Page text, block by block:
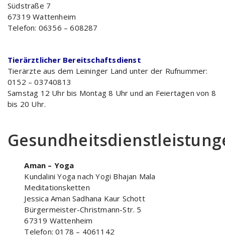
Südstraße 7
67319 Wattenheim
Telefon: 06356 – 608287
Tierärztlicher Bereitschaftsdienst
Tierärzte aus dem Leininger Land unter der Rufnummer:
0152 – 03740813
Samstag 12 Uhr bis Montag 8 Uhr und an Feiertagen von 8
bis 20 Uhr.
Aman – Yoga
Kundalini Yoga nach Yogi Bhajan Mala
Meditationsketten
Jessica Aman Sadhana Kaur Schott
Bürgermeister-Christmann-Str. 5
67319 Wattenheim
Telefon: 0178 – 4061142